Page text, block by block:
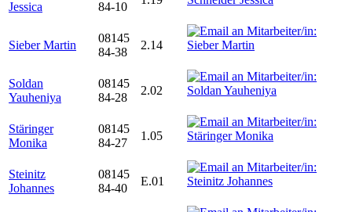
Jessica
84-10
Sieber Martin
08145
84-38
2.14
Soldan
Yauheniya
08145
84-28
2.02
Stäringer
Monika
08145
84-27
1.05
Steinitz
Johannes
08145
84-40
E.01